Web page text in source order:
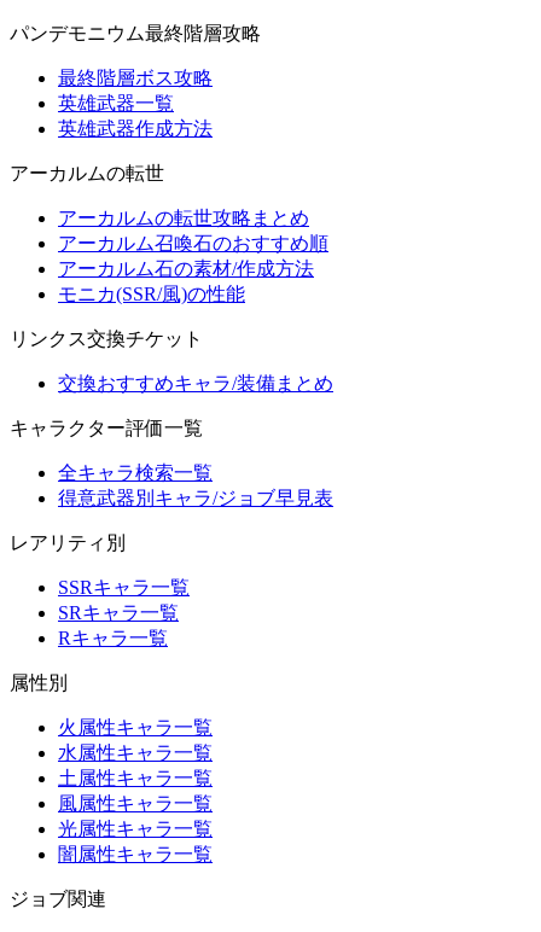
パンデモニウム最終階層攻略
最終階層ボス攻略
英雄武器一覧
英雄武器作成方法
アーカルムの転世
アーカルムの転世攻略まとめ
アーカルム召喚石のおすすめ順
アーカルム石の素材/作成方法
モニカ(SSR/風)の性能
リンクス交換チケット
交換おすすめキャラ/装備まとめ
キャラクター評価一覧
全キャラ検索一覧
得意武器別キャラ/ジョブ早見表
レアリティ別
SSRキャラ一覧
SRキャラ一覧
Rキャラ一覧
属性別
火属性キャラ一覧
水属性キャラ一覧
土属性キャラ一覧
風属性キャラ一覧
光属性キャラ一覧
闇属性キャラ一覧
ジョブ関連